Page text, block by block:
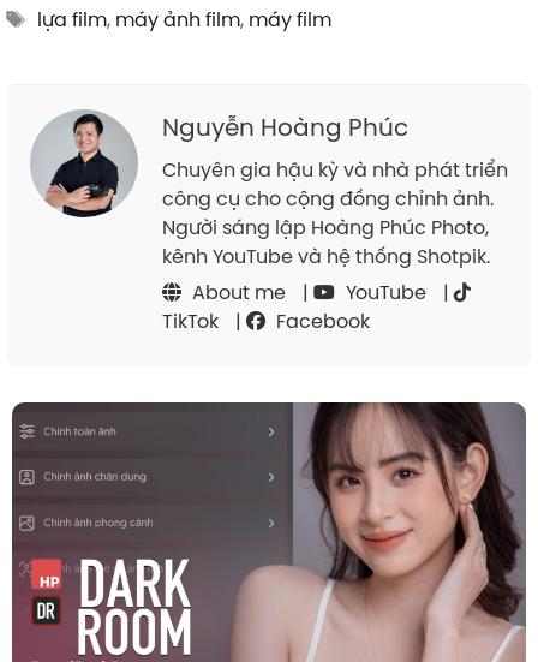
Tags
lựa film, máy ảnh film, máy film
Nguyễn Hoàng Phúc
Chuyên gia hậu kỳ và nhà phát triển
công cụ cho cộng đồng chỉnh ảnh.
Người sáng lập Hoàng Phúc Photo,
kênh YouTube và hệ thống Shotpik.
About me
| YouTube
|
TikTok
| Facebook